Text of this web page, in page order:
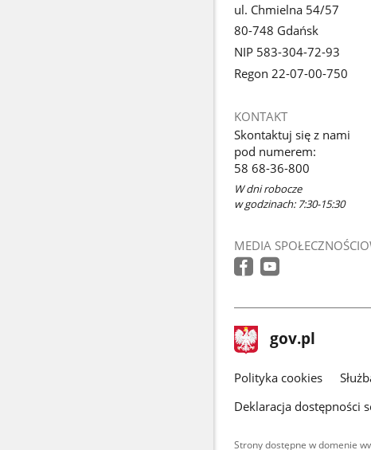
ul. Chmielna 54/57
80-748 Gdańsk
NIP 583-304-72-93
Regon 22-07-00-750
KONTAKT
Skontaktuj się z nami
pod numerem:
58 68-36-800
W dni robocze
w godzinach: 7:30-15:30
MEDIA
stopka
gov.pl Strona
gov.pl
gov.pl
Polityka cookies
Deklaracja dostępności
Strony dostępne w domenie